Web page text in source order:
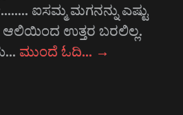
ಐಸಮ್ಮ ಮಗನನ್ನು ಎಷ್ಟು
ಉತ್ತರ ಬರಲಿಲ್ಲ.
ಮುಂದೆ ಓದಿ… →